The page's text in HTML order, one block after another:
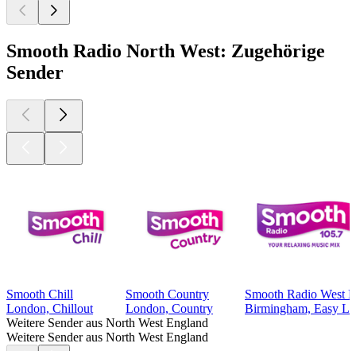
Smooth Radio North West: Zugehörige
Sender
Smooth Chill
London, Chillout
Smooth Country
London, Country
Smooth Radio West
Birmingham, Easy
Weitere Sender aus North West England
Weitere Sender aus North West England